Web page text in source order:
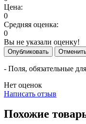
Цена:
0
Средняя оценка:
0
Вы не указали оценку!
Опубликовать
- Поля, обязательные
Нет оценок
Написать отзыв
Похожие